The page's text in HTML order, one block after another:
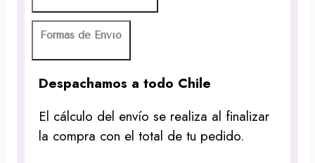
Formas de Envío
Despachamos a todo Chile
El cálculo del envío se realiza al finalizar
la compra con el total de tu pedido.